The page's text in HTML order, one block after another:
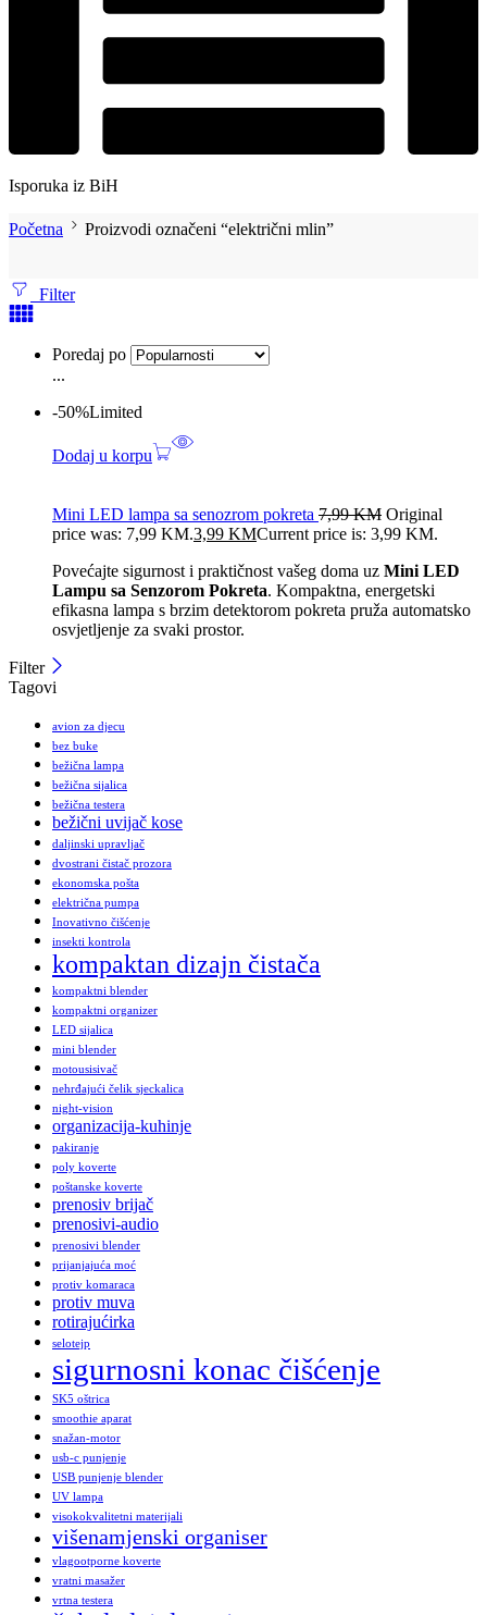
Isporuka iz BiH
Početna Proizvodi označeni “električni mlin”
Filter
Poredaj po
...
-50%Limited
Dodaj u korpu
Mini LED lampa sa senozrom pokreta 7,99KM Original
price was: 7,99 KM.3,99 KMCurrent price is: 3,99 KM.
Povećajte sigurnost i praktičnost vašeg doma uz Mini LED
Lampu sa Senzorom Pokreta. Kompaktna, energetski
efikasna lampa s brzim detektorom pokreta pruža automatsko
osvjetljenje za svaki prostor.
Filter
Tagovi
avion za djecu
bez buke
bežična lampa
bežična sijalica
bežična testera
bežični uvijač kose
daljinski upravljač
dvostrani čistač prozora
ekonomska pošta
električna pumpa
Inovativno čišćenje
insekti kontrola
kompaktan dizajn čistača
kompaktni blender
kompaktni organizer
LED sijalica
mini blender
motousisivač
nehrđajući čelik sjeckalica
night-vision
organizacija-kuhinje
pakiranje
poly koverte
poštanske koverte
prenosiv brijač
prenosivi-audio
prenosivi blender
prijanjajuća moć
protiv komaraca
protiv muva
rotirajućirka
selotejp
sigurnosni konac čišćenje
SK5 oštrica
smoothie aparat
snažan-motor
usb-c punjenje
USB punjenje blender
UV lampa
visokokvalitetni materijali
višenamjenski organiser
vlagootporne koverte
vratni masažer
vrtna testera